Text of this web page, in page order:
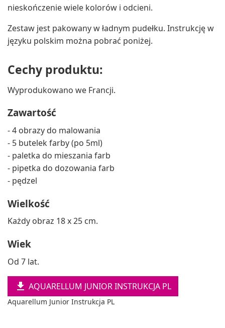
nieskończenie wiele kolorów i odcieni.
Zestaw jest pakowany w ładnym pudełku. Instrukcję w
języku polskim można pobrać poniżej.
Cechy produktu:
Wyprodukowano we Francji.
Zawartość
- 4 obrazy do malowania
- 5 butelek farby (po 5ml)
- paletka do mieszania farb
- pipetka do dozowania farb
- pędzel
Wielkość
Każdy obraz 18 x 25 cm.
Wiek
Od 7 lat.
 AQUARELLUM JUNIOR INSTRUKCJA PL
Aquarellum Junior Instrukcja PL